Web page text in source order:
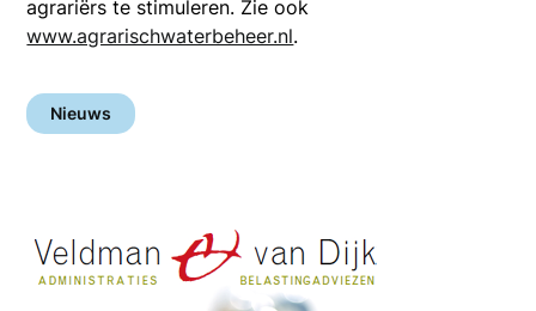
agrariërs te stimuleren. Zie ook
www.agrarischwaterbeheer.nl.
Nieuws